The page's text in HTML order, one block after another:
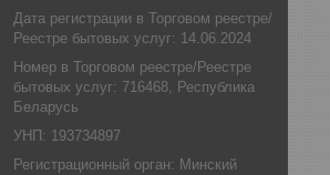
Дата регистрации в Торговом реестре/
Реестре бытовых услуг: 14.06.2024
Номер в Торговом реестре/Реестре
бытовых услуг: 716468, Республика
Беларусь
УНП: 193734897
Регистрационный орган: Минский